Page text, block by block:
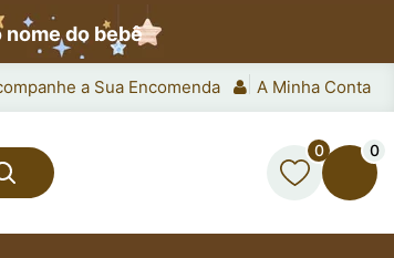
do bebê
a Sua Encomenda A Minha Conta
0 0